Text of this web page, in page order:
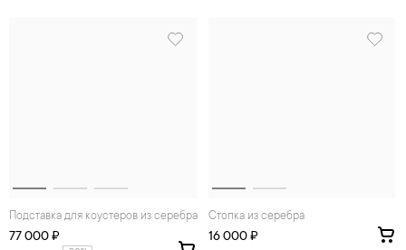
Подставка для коустеров из серебра
77 000 ₽
Стопка из серебра
16 000 ₽